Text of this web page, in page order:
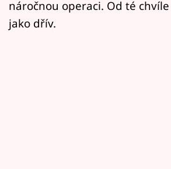
náročnou operaci. Od té
jako dřív.